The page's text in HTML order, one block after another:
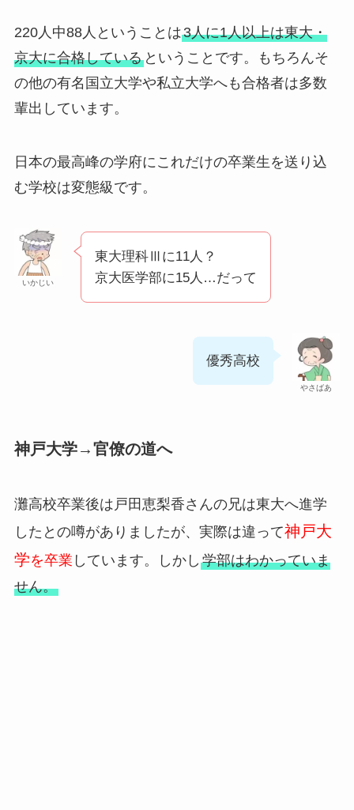
220人中88人ということは3人に1人以上は東大・
京大に合格しているということです。もちろんそ
の他の有名国立大学や私立大学へも合格者は多数
輩出しています。
日本の最高峰の学府にこれだけの卒業生を送り込
む学校は変態級です。
いかじい
東大理科Ⅲに11人？
京大医学部に15人…だって
やさばあ
優秀高校
神戸大学→官僚の道へ
灘高校卒業後は戸田恵梨香さんの兄は東大へ進学
したとの噂がありましたが、実際は違って神戸大
学を卒業 しています。しかし 学部はわかっていま
せん。